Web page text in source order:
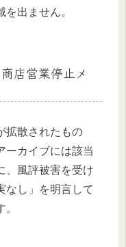
出ません。
店営業停止メ
拡散されたもの
ーカイブには該当
、風評被害を受け
なし」を明言して